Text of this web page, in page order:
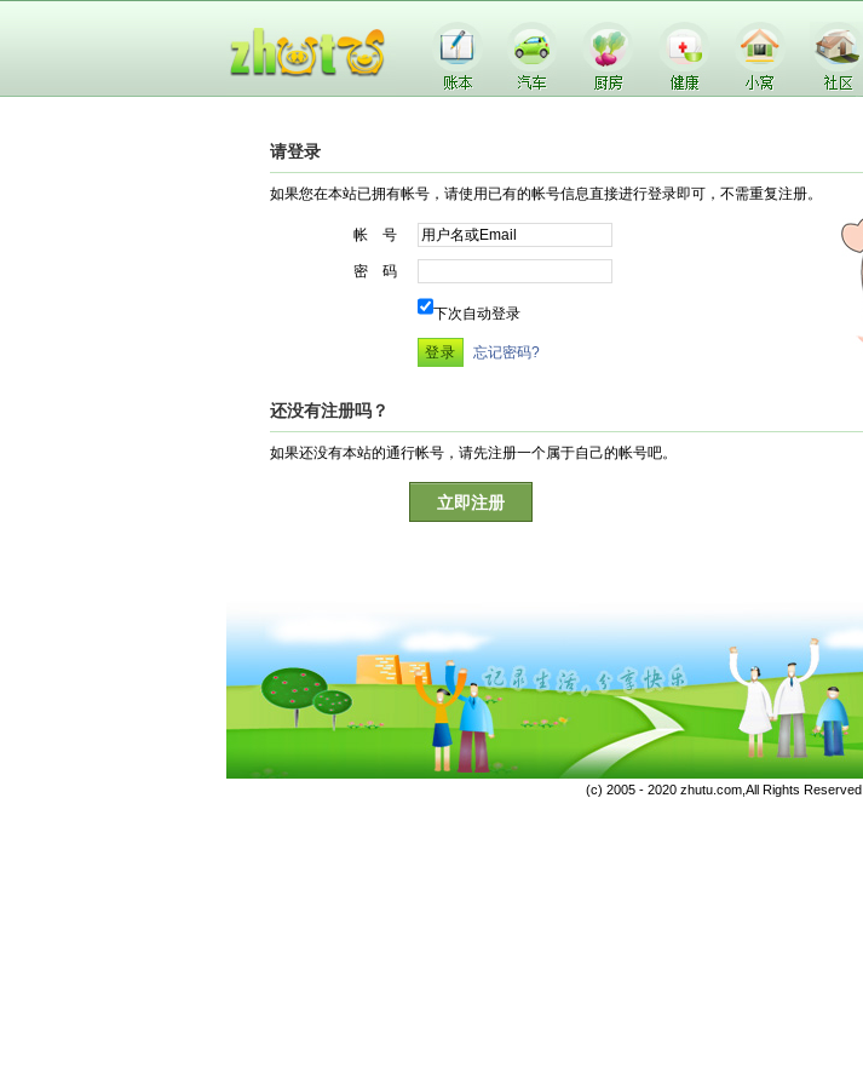
请登录
如果您在本站已拥有帐号，请使用已有的帐号信息直接进行登录即可，不需重复注册。
帐 号
密 码
下次自动登录
忘记密码?
还没有注册吗？
如果还没有本站的通行帐号，请先注册一个属于自己的帐号吧。
立即注册
(c) 2005 - 2020 zhutu.com,All Rights Reserved